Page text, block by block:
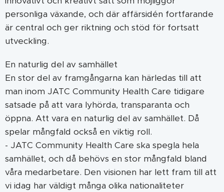
personliga växande, och där affärsidén fortfarande
är central och ger riktning och stöd för fortsatt
utveckling.
En naturlig del av samhället
En stor del av framgångarna kan härledas till att
man inom JATC Community Health Care tidigare
satsade på att vara lyhörda, transparanta och
öppna. Att vara en naturlig del av samhället. Då
spelar mångfald också en viktig roll.
- JATC Community Health Care ska spegla hela
samhället, och då behövs en stor mångfald bland
våra medarbetare. Den visionen har lett fram till att
vi idag har väldigt många olika nationaliteter